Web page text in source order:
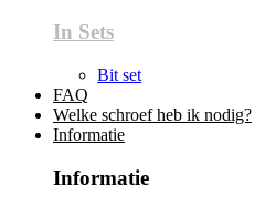
In Sets
Bit set
FAQ
Welke schroef heb ik nodig?
Informatie
Informatie